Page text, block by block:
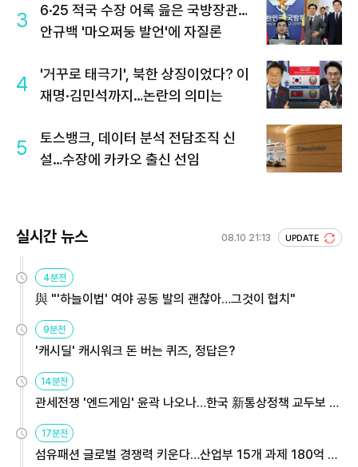
3
6·25 적국 수장 어록 읊은 국방장관…
안규백 '마오쩌둥 발언'에 자질론
4
'거꾸로 태극기', 북한 상징이었다? 이
재명·김민석까지…논란의 의미는
5
토스뱅크, 데이터 분석 전담조직 신
설…수장에 카카오 출신 선임
실시간 뉴스 08.10 21:13 UPDATE
4분전
與 "'하늘이법' 여야 공동 발의 괜찮아…그것이 협치"
9분전
'캐시딜' 캐시워크 돈 버는 퀴즈, 정답은?
14분전
관세전쟁 '엔드게임' 윤곽 나오나…한국 新통상정책 교두보 활
17분전
섬유패션 글로벌 경쟁력 키운다…산업부 15개 과제 180억 지